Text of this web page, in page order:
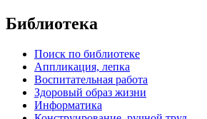
Библиотека
Поиск по библиотеке
Аппликация, лепка
Воспитательная работа
Здоровый образ жизни
Информатика